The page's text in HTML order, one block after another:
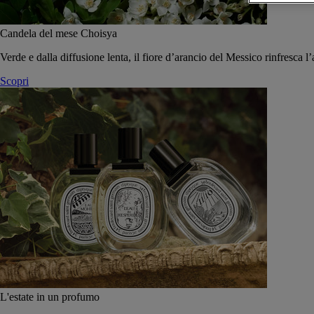
Candela del mese Choisya
Verde e dalla diffusione lenta, il fiore d’arancio del Messico rinfresca
Scopri
L'estate in un profumo